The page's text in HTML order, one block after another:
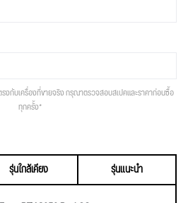
งกับเครื่องที่ขายจริง กรุณาตรวจสอบสเปคและราคาก่อนซื้อ
ทุกครั้ง*
รุ่นใกล้เคียง
รุ่นแนะนำ